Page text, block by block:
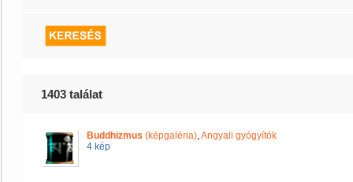
1403 találat
Buddhizmus (képgaléria),Angyali gyógyítók
4 kép